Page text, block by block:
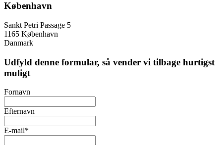
København
Sankt Petri Passage 5
1165 København
Danmark
Udfyld denne formular, så vender vi tilbage hurtigst
muligt
Fornavn
Efternavn
E-mail*